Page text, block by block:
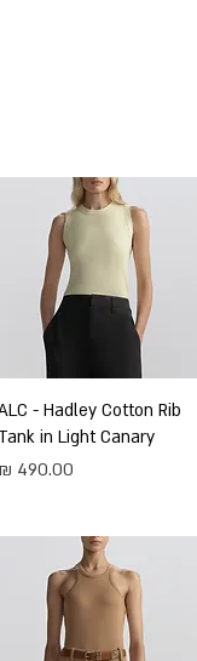
תצוגה מהירה
- Hadley Cotton Rib
Tank in Light Canary
מחיר